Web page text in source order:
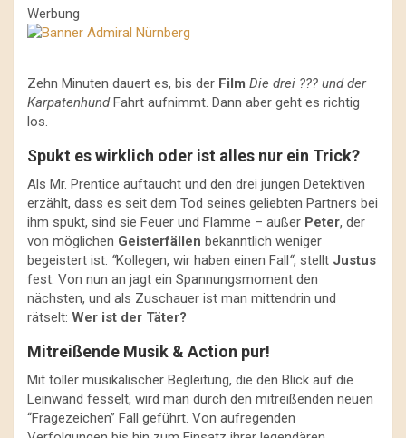
Werbung
Zehn Minuten dauert es, bis der Film Die drei ??? und der
KarpatenhundFahrt aufnimmt. Dann aber geht es richtig
los.
Spukt es wirklich oder ist alles nur ein Trick?
Als Mr. Prentice auftaucht und den drei jungen Detektiven
erzählt, dass es seit dem Tod seines geliebten Partners bei
ihm spukt, sind sie Feuer und Flamme – außer Peter, der
von möglichen Geisterfällen bekanntlich weniger
begeistert ist. “Kollegen, wir haben einen Fall“, stellt Justus
fest. Von nun an jagt ein Spannungsmoment den
nächsten, und als Zuschauer ist man mittendrin und
rätselt: Wer ist der Täter?
Mitreißende Musik & Action pur!
Mit toller musikalischer Begleitung, die den Blick auf die
Leinwand fesselt, wird man durch den mitreißenden neuen
“Fragezeichen” Fall geführt. Von aufregenden